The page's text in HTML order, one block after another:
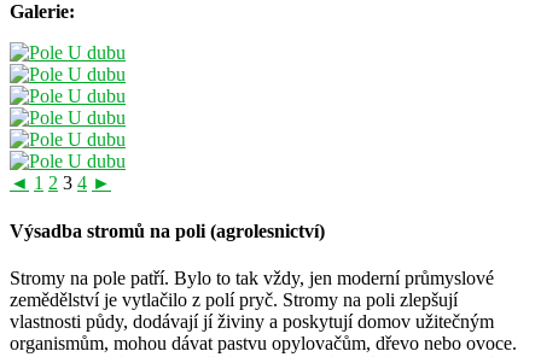
Galerie:
◄ 1 2 3 4 ►
Výsadba stromů na poli (agrolesnictví)
Stromy na pole patří. Bylo to tak vždy, jen moderní průmyslové
zemědělství je vytlačilo z polí pryč. Stromy na poli zlepšují
vlastnosti půdy, dodávají jí živiny a poskytují domov užitečným
organismům, mohou dávat pastvu opylovačům, dřevo nebo ovoce.